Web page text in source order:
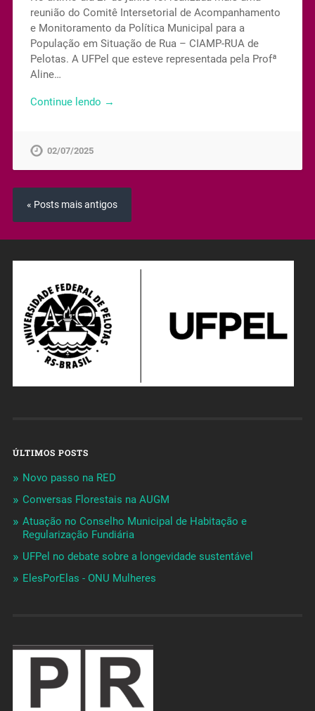
reunião do Comitê Intersetorial de Acompanhamento
e Monitoramento da Política Municipal para a
População em Situação de Rua – CIAMP-RUA de
Pelotas. A UFPel que esteve representada pela Profª
Aline…
Continue lendo →
02/07/2025
« Posts mais antigos
ÚLTIMOS POSTS
Novo passo na RED
Conversas Florestais na AUGM
Atuação no Conselho Municipal de Habitação e
Regularização Fundiária
UFPel no debate sobre a longevidade sustentável
ElesPorElas - ONU Mulheres